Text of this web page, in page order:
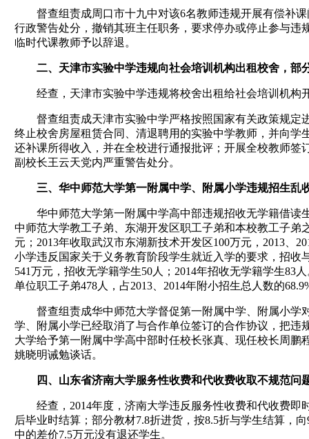
督查组责成周口市十九中对该6名教师违规开展有偿补课
行政警告处分，撤销其班主任职务，要求停办或停止参与
临时代课教师予以辞退。
二、天津市实验中学违规向社会培训机构出租校舍，部
经查，天津市实验中学违规将校舍出租给社会培训机构
督查组责成天津市实验中学严格按照国家有关政策规定
终止校舍房屋租赁合同、清退聘用的实验中学教师，并向
还补课所得收入，并在全校进行通报批评；开展全校教师
副校长王云天党内严重警告处分。
三、华中师范大学第一附属中学、附属小学违规招生乱
华中师范大学第一附属中学高中部违规招收无学籍借读生
中师范大学教工子弟、东湖开发区职工子弟和本校教工子弟
元；2013年收取武汉市东湖新技术开发区100万元，2013、
小学违反国家关于义务教育阶段学生就近入学的要求，招
541万元，招收无学籍学生50人；2014年招收无学籍学生83
单位职工子弟478人，占2013、2014年附小招生总人数的
督查组责成华中师范大学督促第一附属中学、附属小学
学、附属小学已经取消了与合作单位签订的合作协议，把
大学给予第一附属中学高中部时任校长张真、现任校长周
姚晓明诫勉谈话。
四、山东省济南大学服务性收费和代收费收取不规范问
经查，2014年度，济南大学违反服务性收费和代收费即
后毕业时结算；部分教材7.8折进货，按8.5折与学生结算，
中的差价7.5万元没有退还学生。